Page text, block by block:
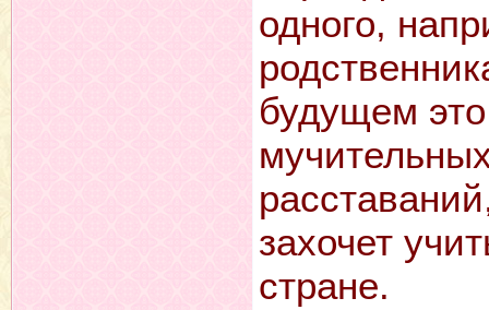
одного,
будущем
захочет
стране.